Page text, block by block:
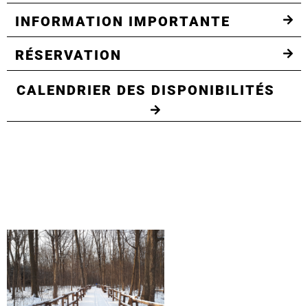
INFORMATION IMPORTANTE
RÉSERVATION
CALENDRIER DES DISPONIBILITÉS